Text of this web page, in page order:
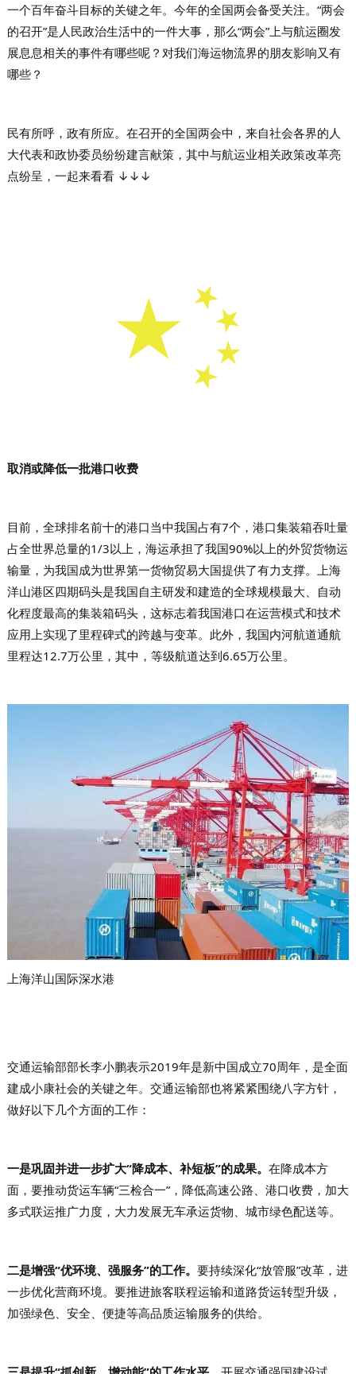
一个百年奋斗目标的关键之年。今年的全国两会备受关注。“两会
的召开”是人民政治生活中的一件大事，那么“两会”上与航运圈发
展息息相关的事件有哪些呢？对我们海运物流界的朋友影响又有
哪些？
民有所呼，政有所应。在召开的全国两会中，来自社会各界的人
大代表和政协委员纷纷建言献策，其中与航运业相关政策改革亮
点纷呈，一起来看看 ↓↓↓
取消或降低一批港口收费
目前，全球排名前十的港口当中我国占有7个，港口集装箱吞吐量
占全世界总量的1/3以上，海运承担了我国90%以上的外贸货物运
输量，为我国成为世界第一货物贸易大国提供了有力支撑。上海
洋山港区四期码头是我国自主研发和建造的全球规模最大、自动
化程度最高的集装箱码头，这标志着我国港口在运营模式和技术
应用上实现了里程碑式的跨越与变革。此外，我国内河航道通航
里程达12.7万公里，其中，等级航道达到6.65万公里。
上海洋山国际深水港
交通运输部部长李小鹏表示2019年是新中国成立70周年，是全面
建成小康社会的关键之年。交通运输部也将紧紧围绕八字方针，
做好以下几个方面的工作：
一是巩固并进一步扩大“降成本、补短板”的成果。 在降成本方
面，要推动货运车辆“三检合一”，降低高速公路、港口收费，加大
多式联运推广力度，大力发展无车承运货物、城市绿色配送等。
二是增强“优环境、强服务”的工作。 要持续深化“放管服”改革，进
一步优化营商环境。要推进旅客联程运输和道路货运转型升级，
加强绿色、安全、便捷等高品质运输服务的供给。